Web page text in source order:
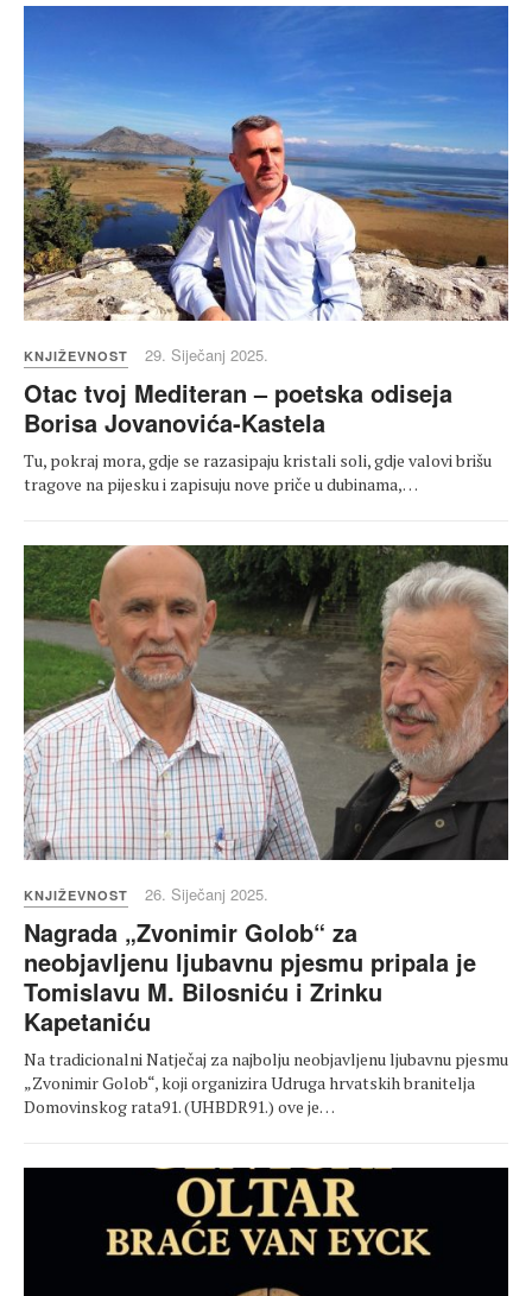
KNJIŽEVNOST 29. Siječanj 2025.
Otac tvoj Mediteran – poetska odiseja
Borisa Jovanovića-Kastela
Tu, pokraj mora, gdje se razasipaju kristali soli, gdje valovi brišu
tragove na pijesku i zapisuju nove priče u dubinama,…
KNJIŽEVNOST 26. Siječanj 2025.
Nagrada „Zvonimir Golob“ za
neobjavljenu ljubavnu pjesmu pripala je
Tomislavu M. Bilosniću i Zrinku
Kapetaniću
Na tradicionalni Natječaj za najbolju neobjavljenu ljubavnu pjesmu
„Zvonimir Golob“, koji organizira Udruga hrvatskih branitelja
Domovinskog rata91. (UHBDR91.) ove je…